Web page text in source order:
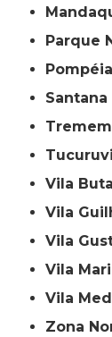
Parque
Pompéia
Santana
Tucuruvi
Vila
Vila
Vila
Vila
Vila
Zona